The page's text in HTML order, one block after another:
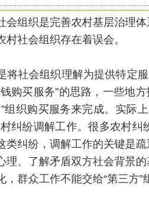
会组织是完善农村基层治理
村社会组织存在着误会。
将社会组织理解为提供特定
购买服务”的思路，一些地
组织购买服务来完成。实际
纠纷调解工作。很多农村
类纠纷，调解工作的关键是
理、了解矛盾双方社会背景
，群众工作不能交给“第三方”